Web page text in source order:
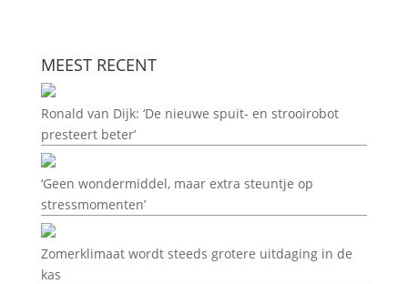
MEEST RECENT
Ronald van Dijk: ‘De nieuwe spuit- en strooirobot
presteert beter’
‘Geen wondermiddel, maar extra steuntje op
stressmomenten’
Zomerklimaat wordt steeds grotere uitdaging in de
kas